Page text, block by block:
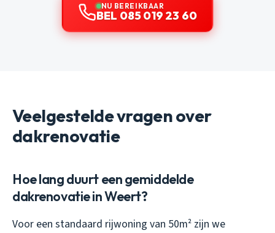
NU BEREIKBAAR
BEL 085 019 23 60
Veelgestelde vragen over
dakrenovatie
Hoe lang duurt een gemiddelde
dakrenovatie in Weert?
Voor een standaard rijwoning van 50m² zijn we